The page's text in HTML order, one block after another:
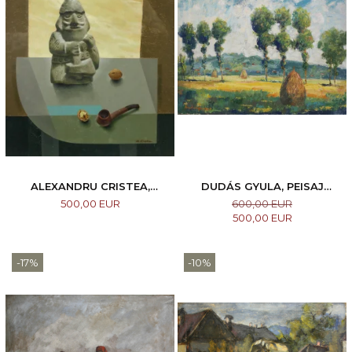
ALEXANDRU CRISTEA,
COMPOZIȚIE
500,00 EUR
DUDÁS GYULA, PEISAJ
MARAMUREȘEAN, 1987
600,00 EUR
500,00 EUR
-17% -10%